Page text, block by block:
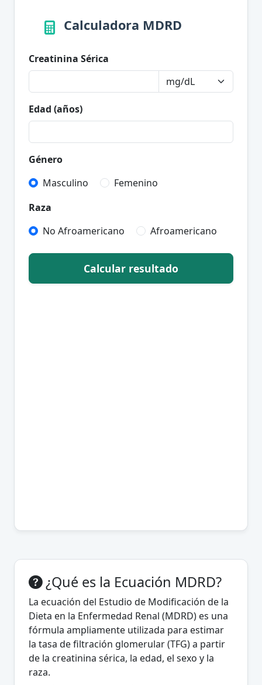
Calculadora MDRD
Creatinina Sérica
Edad (años)
Género
Masculino
Femenino
Raza
No Afroamericano
Afroamericano
Calcular resultado
¿Qué es la Ecuación MDRD?
La ecuación del Estudio de Modificación de la
Dieta en la Enfermedad Renal (MDRD) es una
fórmula ampliamente utilizada para estimar
la tasa de filtración glomerular (TFG) a partir
de la creatinina sérica, la edad, el sexo y la
raza.